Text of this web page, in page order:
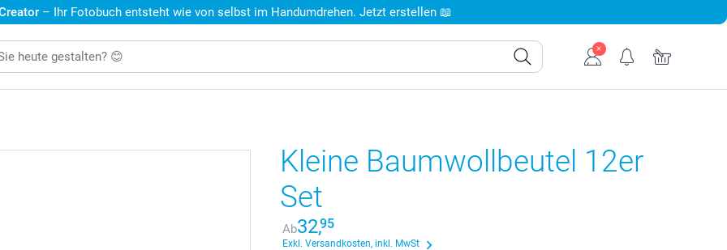
– Ihr Fotobuch entsteht wie von selbst im Handumdrehen. Jetzt erstellen 📖
Kleine Baumwollbeutel 12er
Set
Ab32,95
Exkl. Versandkosten, inkl. MwSt